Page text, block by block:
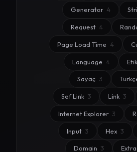
Generator 4
Request 4
Page Load Time 4
Language 4
Sayaç 3
Sef Link 3 Link 3
Internet Explorer 3
Input 3 Hex 3
Domain 3